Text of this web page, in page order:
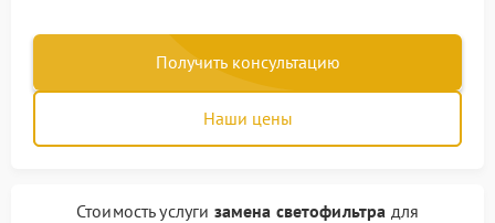
Получить консультацию
Наши цены
Стоимость услуги замена светофильтра для